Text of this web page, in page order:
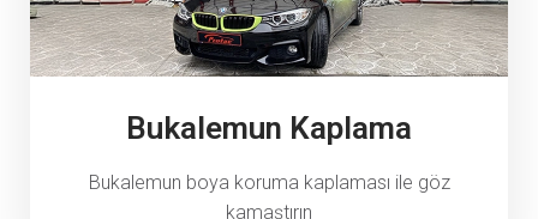
Bukalemun Kaplama
Bukalemun boya koruma kaplaması ile göz
kamaştırın